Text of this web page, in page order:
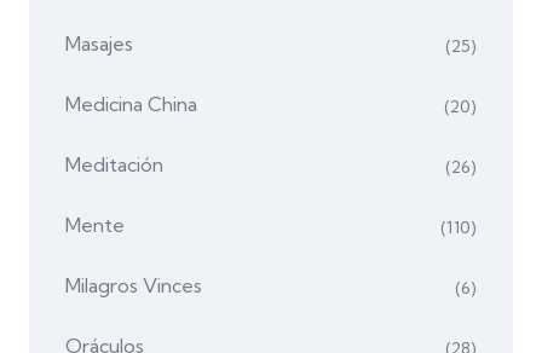
Masajes (25)
Medicina China (20)
Meditación (26)
Mente (110)
Milagros Vinces (6)
Oráculos (28)